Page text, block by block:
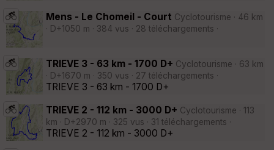
Mens - Le Chomeil - Court Cyclotourisme · 46 km
· D+1050 m · 384 vus · 28 téléchargements ·
TRIEVE 3 - 63 km - 1700 D+ Cyclotourisme · 63 km
· D+1670 m · 350 vus · 27 téléchargements ·
TRIEVE 3 - 63 km - 1700 D+
TRIEVE 2 - 112 km - 3000 D+ Cyclotourisme · 113
km · D+2970 m · 325 vus · 31 téléchargements ·
TRIEVE 2 - 112 km - 3000 D+